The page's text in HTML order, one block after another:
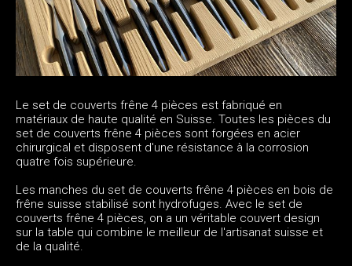
Le set de couverts frêne 4 pièces est fabriqué en
matériaux de haute qualité en Suisse. Toutes les pièces du
set de couverts frêne 4 pièces sont forgées en acier
chirurgical et disposent d'une résistance à la corrosion
quatre fois supérieure.
Les manches du set de couverts frêne 4 pièces en bois de
frêne suisse stabilisé sont hydrofuges. Avec le set de
couverts frêne 4 pièces, on a un véritable couvert design
sur la table qui combine le meilleur de l'artisanat suisse et
de la qualité.